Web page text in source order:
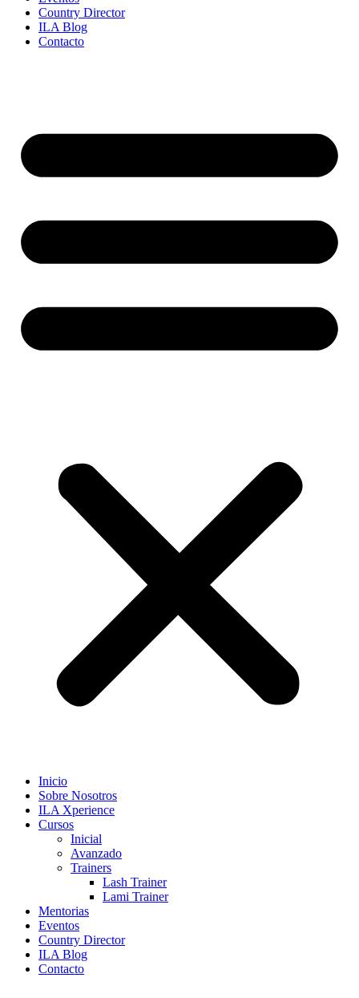
Country Director
ILA Blog
Contacto
Inicio
Sobre Nosotros
ILA Xperience
Cursos
Inicial
Avanzado
Trainers
Lash Trainer
Lami Trainer
Mentorias
Eventos
Country Director
ILA Blog
Contacto